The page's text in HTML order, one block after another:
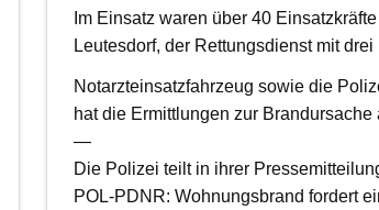
Im Einsatz waren über 40
Leutesdorf, der Rettungsdienst mit
Notarzteinsatzfahrzeug sowie die
hat die Ermittlungen zur Brandursache
—
Die Polizei teilt in ihrer
POL-PDNR: Wohnungsbrand fordert